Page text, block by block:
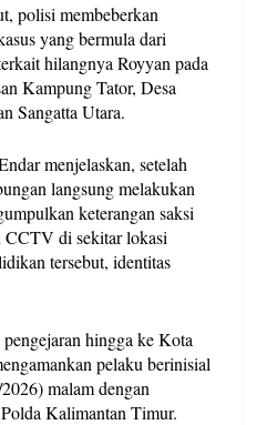
polisi membeberkan
yang bermula dari
hilangnya Royyan pada
Kampung Tator, Desa
Sangatta Utara.
menjelaskan, setelah
langsung melakukan
keterangan saksi
CCTV di sekitar lokasi
tersebut, identitas
hingga ke Kota
pelaku berinisial
malam dengan
Kalimantan Timur.